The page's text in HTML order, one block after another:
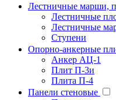
Лестничные марши,
Лестничные
Лестничные
Ступени
Опорно-анкерные
Анкер АЦ-1
Плит П-3и
Плита П-4
Панели стеновые